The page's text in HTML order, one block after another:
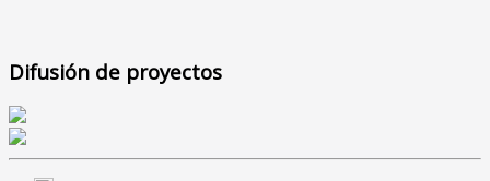
Difusión de proyectos